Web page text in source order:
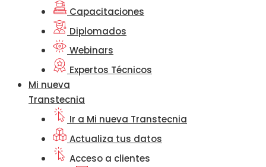
Capacitaciones
Diplomados
Webinars
Expertos Técnicos
Mi nueva
Transtecnia
Ir a Mi nueva Transtecnia
Actualiza tus datos
Acceso a clientes